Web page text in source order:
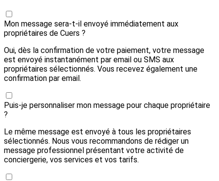
Mon message sera-t-il envoyé immédiatement aux
propriétaires de Cuers ?
Oui, dès la confirmation de votre paiement, votre message
est envoyé instantanément par email ou SMS aux
propriétaires sélectionnés. Vous recevez également une
confirmation par email.
Puis-je personnaliser mon message pour chaque propriétaire
?
Le même message est envoyé à tous les propriétaires
sélectionnés. Nous vous recommandons de rédiger un
message professionnel présentant votre activité de
conciergerie, vos services et vos tarifs.